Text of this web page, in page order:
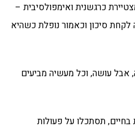
כרגשנית ואימפולסיבית –
לקחת סיכון וכאמור נופלת כשהיא
אבל עושה, וכל מעשיה מביעים
תסתכלו על פעולות